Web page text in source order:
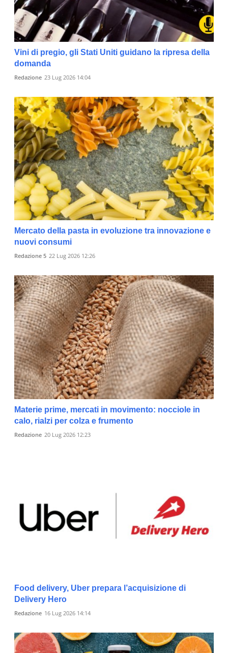
Vini di pregio, gli Stati Uniti guidano la ripresa della
domanda
Redazione 23 Lug 2026 14:04
Mercato della pasta in evoluzione tra innovazione e
nuovi consumi
Redazione 5 22 Lug 2026 12:26
Materie prime, mercati in movimento: nocciole in
calo, rialzi per colza e frumento
Redazione 20 Lug 2026 12:23
Food delivery, Uber prepara l’acquisizione di
Delivery Hero
Redazione 16 Lug 2026 14:14